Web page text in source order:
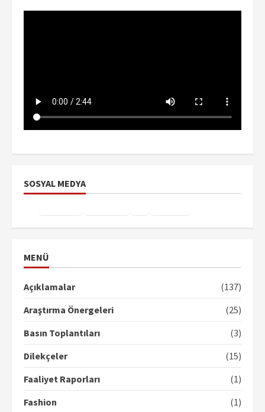
SOSYAL MEDYA
MENÜ
Açıklamalar
(137)
Araştırma Önergeleri
(25)
Basın Toplantıları
(3)
Dilekçeler
(15)
Faaliyet Raporları
(1)
Fashion
(1)